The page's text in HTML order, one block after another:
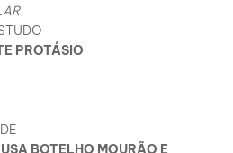
PROTÁSIO
BOTELHO MOURÃO E